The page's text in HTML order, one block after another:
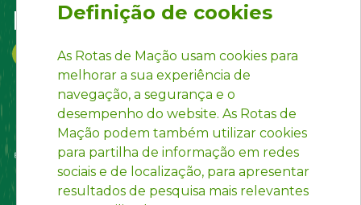
Follow us on:
Definição de cookies
As Rotas de Mação usam cookies para
melhorar a sua experiência de
navegação, a segurança e o
desempenho do website. As Rotas de
Mação podem também utilizar cookies
para partilha de informação em redes
sociais e de localização, para apresentar
resultados de pesquisa mais relevantes